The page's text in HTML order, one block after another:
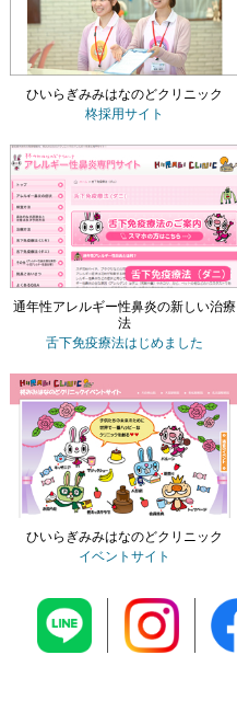
ひいらぎみみはなのどクリニック
柊採用サイト
通年性アレルギー性鼻炎の新しい治療
法
舌下免疫療法はじめました
ひいらぎみみはなのどクリニック
イベントサイト